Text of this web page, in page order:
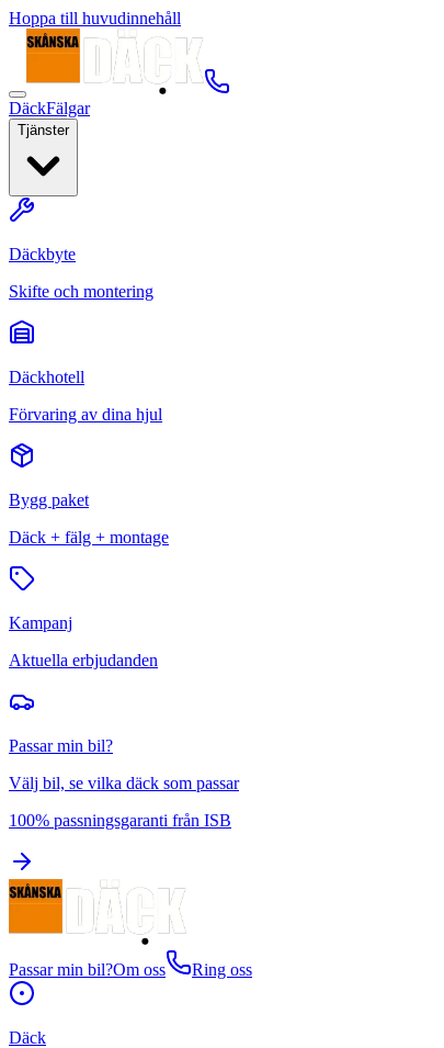
Hoppa till huvudinnehåll
DäckFälgar
Tjänster
Däckbyte
Skifte och montering
Däckhotell
Förvaring av dina hjul
Bygg paket
Däck + fälg + montage
Kampanj
Aktuella erbjudanden
Passar min bil?
Välj bil, se vilka däck som passar
100% passningsgaranti från ISB
Passar min bil?Om oss Ring oss
Däck